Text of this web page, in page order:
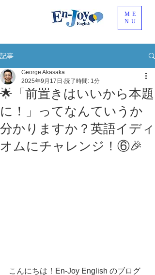
ME
NU
記事
🌟「前置きはいいから本題
に！」ってなんていうか
分かりますか？英語イディ
オムにチャレンジ！⑥🎉
George Akasaka
2025年9月17日 読了時間: 1分
こんにちは！En-Joy English のブログ